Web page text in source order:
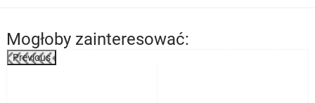
Mogłoby zainteresować:
Previous